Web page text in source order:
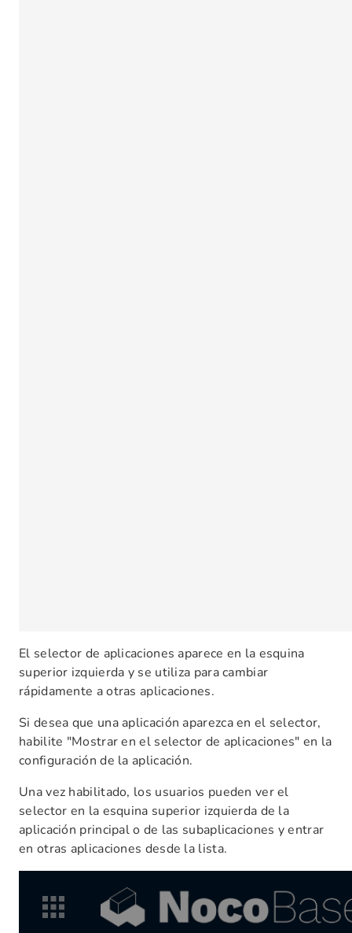
El selector de aplicaciones aparece en la esquina
superior izquierda y se utiliza para cambiar
rápidamente a otras aplicaciones.
Si desea que una aplicación aparezca en el selector,
habilite "Mostrar en el selector de aplicaciones" en la
configuración de la aplicación.
Una vez habilitado, los usuarios pueden ver el
selector en la esquina superior izquierda de la
aplicación principal o de las subaplicaciones y entrar
en otras aplicaciones desde la lista.